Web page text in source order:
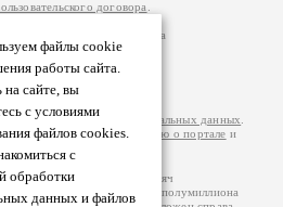
файлы cookie
работы сайта.
на сайте, вы
с условиями
файлов cookies.
с
обработки
данных и файлов
договора
принадлежат авторам
произведений возможна
которому вы можете
Ответственность за
самостоятельно на
изаконодательства
Политики обработки персональных данных
подробнуюинформацию о портале и
Проза.ру – порядка 100 тысяч
просматривают более полумиллиона